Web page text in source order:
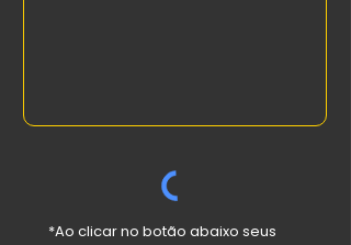
*Ao clicar no botão abaixo seus